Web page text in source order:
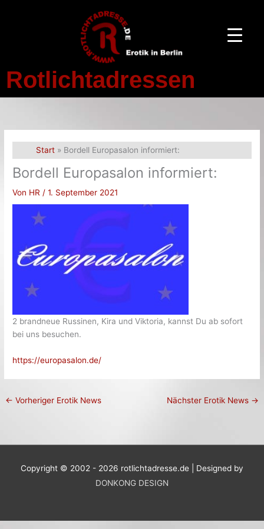
Rotlichtadressen
Start Bordell Europasalon informiert:
Bordell Europasalon informiert:
Von HR/1. September 2021
2 brandneue Russinen, Kira und Viktoria, kannst Du ab sofort
bei uns besuchen.
https://europasalon.de/
← Vorheriger Erotik News Nächster Erotik News →
Copyright © 2002 - 2026 rotlichtadresse.de | Designed by
DONKONG DESIGN